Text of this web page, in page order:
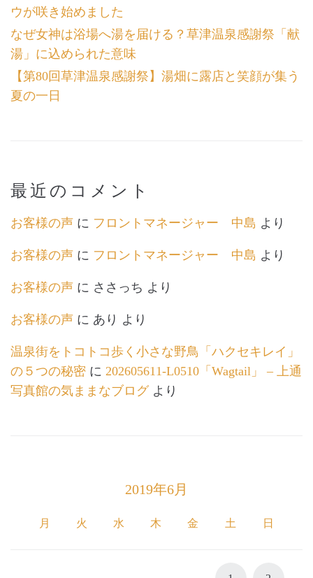
ウが咲き始めました
なぜ女神は浴場へ湯を届ける？草津温泉感謝祭「献
湯」に込められた意味
【第80回草津温泉感謝祭】湯畑に露店と笑顔が集う
夏の一日
最近のコメント
お客様の声 に フロントマネージャー 中島 より
お客様の声 に フロントマネージャー 中島 より
お客様の声 に ささっち より
お客様の声 に あり より
温泉街をトコトコ歩く小さな野鳥「ハクセキレイ」
の５つの秘密 に 202605611-L0510「Wagtail」 – 上通
写真館の気ままなブログより
2019年6月
月 火 水 木 金 土 日